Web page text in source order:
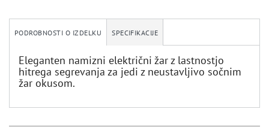
PODROBNOSTI O IZDELKU SPECIFIKACIJE
Eleganten namizni električni žar z lastnostjo
hitrega segrevanja za jedi z neustavljivo sočnim
žar okusom.